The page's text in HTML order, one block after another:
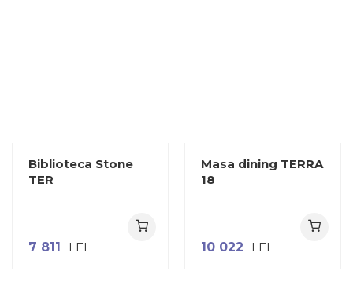
Biblioteca Stone
TER
7 811 LEI
Masa dining TERRA
18
10 022 LEI